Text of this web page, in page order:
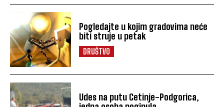
Pogledajte u kojim gradovima neće
biti struje u petak
DRUŠTVO
Udes na putu Cetinje-Podgorica,